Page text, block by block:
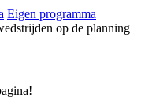
Eigen programma
op de planning